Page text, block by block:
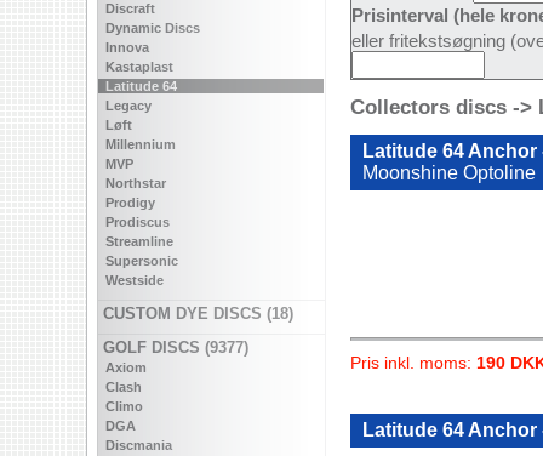
Discraft
Dynamic Discs
Innova
Kastaplast
Latitude 64
Legacy
Løft
Millennium
MVP
Northstar
Prodigy
Prodiscus
Streamline
Supersonic
Westside
CUSTOM DYE DISCS (18)
GOLF DISCS (9377)
Axiom
Clash
Climo
DGA
Discmania
Prisinterval (hele
eller fritekstsøgning
Collectors discs ->
Latitude 64 Anchor
Moonshine
Pris inkl. moms: 190
Latitude 64 Anchor